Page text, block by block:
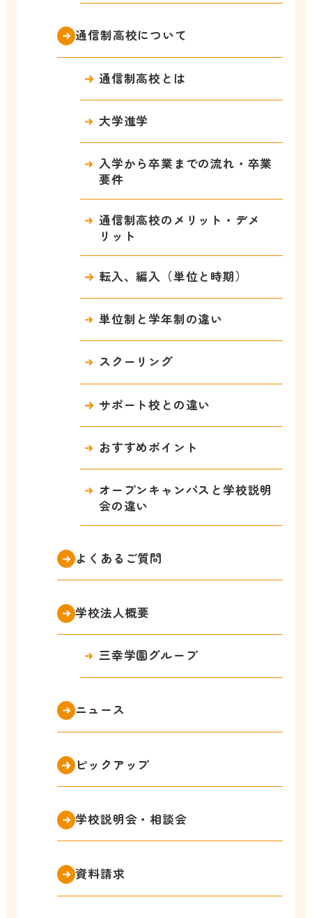
通信制高校について
通信制高校とは
大学進学
入学から卒業までの流れ・卒業
要件
通信制高校のメリット・デメ
リット
転入、編入（単位と時期）
単位制と学年制の違い
スクーリング
サポート校との違い
おすすめポイント
オープンキャンパスと学校説明
会の違い
よくあるご質問
学校法人概要
三幸学園グループ
ニュース
ピックアップ
学校説明会・相談会
資料請求